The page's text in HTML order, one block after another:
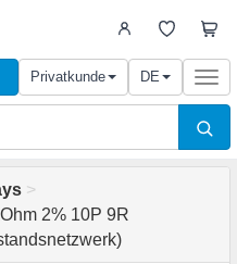
Privatkunde DE
>
2% 10P 9R